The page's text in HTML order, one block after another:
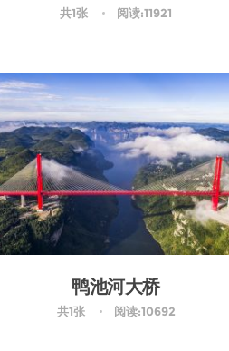
共1张 阅读:11921
鸭池河大桥
共1张 阅读:10692